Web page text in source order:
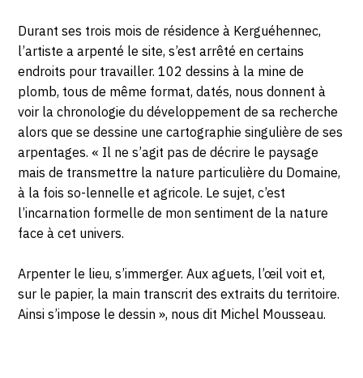
JUIN
2019
Durant ses trois mois de résidence à Kerguéhennec,
l’artiste a arpenté le site, s’est arrêté en certains
endroits pour travailler. 102 dessins à la mine de
plomb, tous de même format, datés, nous donnent à
voir la chronologie du développement de sa recherche
alors que se dessine une cartographie singulière de ses
arpentages. « Il ne s’agit pas de décrire le paysage
mais de transmettre la nature particulière du Domaine,
à la fois so-lennelle et agricole. Le sujet, c’est
l’incarnation formelle de mon sentiment de la nature
face à cet univers.
Arpenter le lieu, s’immerger. Aux aguets, l’œil voit et,
sur le papier, la main transcrit des extraits du territoire.
Ainsi s’impose le dessin », nous dit Michel Mousseau.